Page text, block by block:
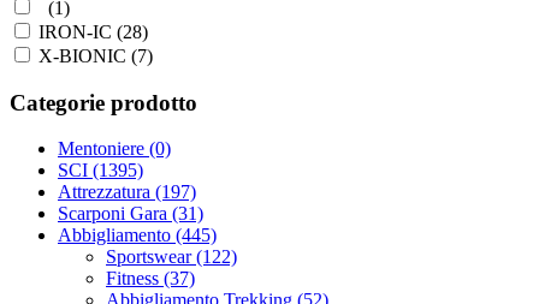
(1)
IRON-IC (28)
X-BIONIC (7)
Categorie prodotto
Mentoniere (0)
SCI (1395)
Attrezzatura (197)
Scarponi Gara (31)
Abbigliamento (445)
Sportswear (122)
Fitness (37)